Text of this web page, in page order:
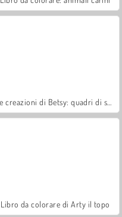
Libro da colorare di Arty il topo